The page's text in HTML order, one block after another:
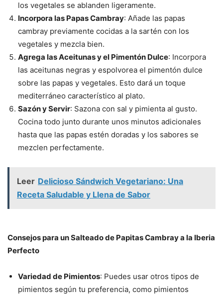
los vegetales se ablanden ligeramente.
Incorpora las Papas Cambray: Añade las papas
cambray previamente cocidas a la sartén con los
vegetales y mezcla bien.
Agrega las Aceitunas y el Pimentón Dulce: Incorpora
las aceitunas negras y espolvorea el pimentón dulce
sobre las papas y vegetales. Esto dará un toque
mediterráneo característico al plato.
Sazón y Servir: Sazona con sal y pimienta al gusto.
Cocina todo junto durante unos minutos adicionales
hasta que las papas estén doradas y los sabores se
mezclen perfectamente.
Leer Delicioso Sándwich Vegetariano: Una
Receta Saludable y Llena de Sabor
Consejos para un Salteado de Papitas Cambray a la Iberia
Perfecto
Variedad de Pimientos: Puedes usar otros tipos de
pimientos según tu preferencia, como pimientos